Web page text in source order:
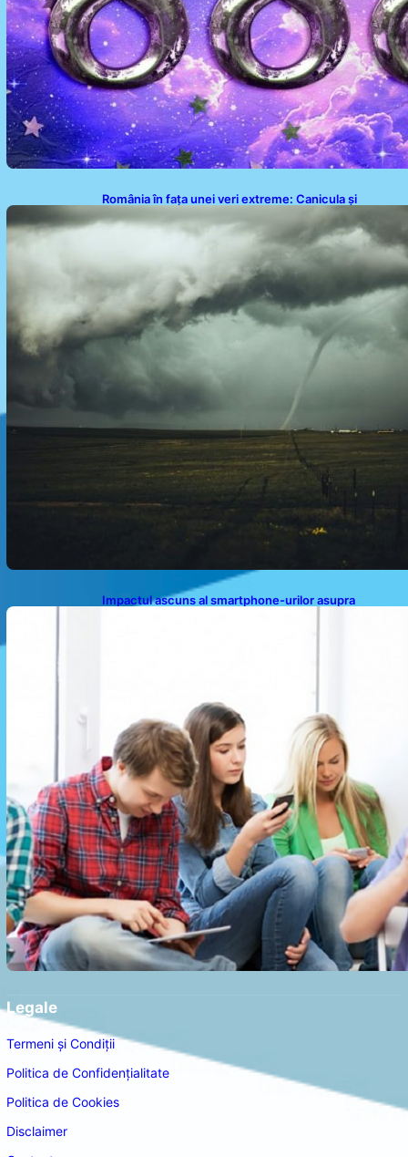
România în fața unei veri extreme: Canicula și
Impactul ascuns al smartphone-urilor asupra
Legale
Termeni și Condiții
Politica de Confidențialitate
Politica de Cookies
Disclaimer